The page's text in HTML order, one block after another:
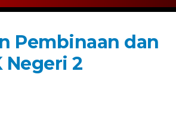
Pembinaan dan
Negeri 2